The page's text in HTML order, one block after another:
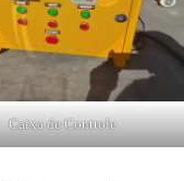
Caixa de Controle